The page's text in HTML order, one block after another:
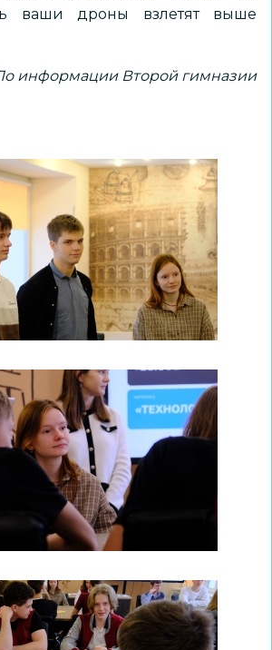
ваши дроны взлетят выше
информации Второй гимназии